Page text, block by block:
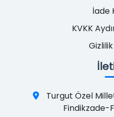
İade
KVKK
Turgut Özel
Findikzade-